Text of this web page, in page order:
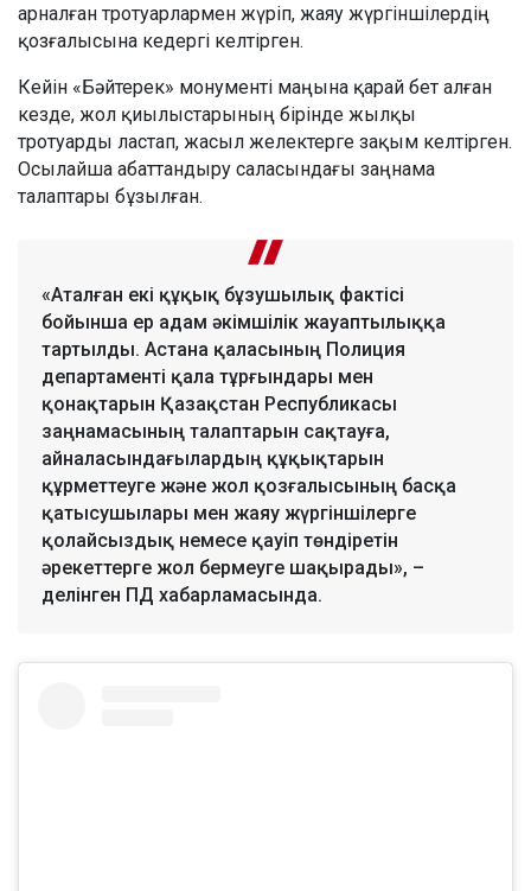
арналған тротуарлармен жүріп, жаяу жүргіншілердің
қозғалысына кедергі келтірген.
Кейін «Бәйтерек» монументі маңына қарай бет алған
кезде, жол қиылыстарының бірінде жылқы
тротуарды ластап, жасыл желектерге зақым келтірген.
Осылайша абаттандыру саласындағы заңнама
талаптары бұзылған.
«Аталған екі құқық бұзушылық фактісі
бойынша ер адам әкімшілік жауаптылыққа
тартылды. Астана қаласының Полиция
департаменті қала тұрғындары мен
қонақтарын Қазақстан Республикасы
заңнамасының талаптарын сақтауға,
айналасындағылардың құқықтарын
құрметтеуге және жол қозғалысының басқа
қатысушылары мен жаяу жүргіншілерге
қолайсыздық немесе қауіп төндіретін
әрекеттерге жол бермеуге шақырады», –
делінген ПД хабарламасында.